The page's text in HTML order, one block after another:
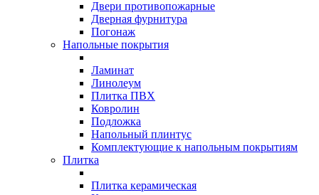
Двери противопожарные
Дверная фурнитура
Погонаж
Напольные покрытия
Ламинат
Линолеум
Плитка ПВХ
Ковролин
Подложка
Напольный плинтус
Комплектующие к напольным покрытиям
Плитка
Плитка керамическая